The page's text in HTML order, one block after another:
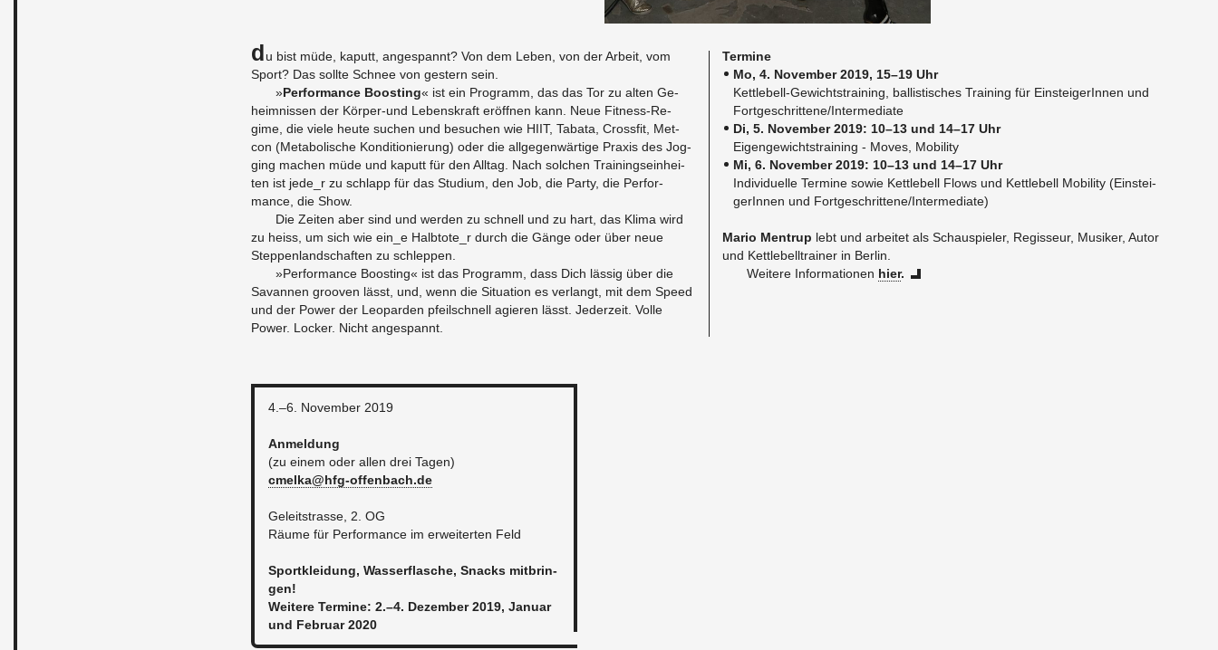
Du bist müde, ka­putt, an­ge­spannt? Von dem Leben, von der Ar­beit, vom
Sport? Das soll­te Schnee von ges­tern sein.
»Per­for­mance Boos­ting« ist ein Pro­gramm, das das Tor zu alten Ge­
heim­nis­sen der Kör­per-und Le­bens­kraft er­öff­nen kann. Neue Fit­ness-Re­
gime, die viele heute su­chen und be­su­chen wie HIIT, Ta­ba­ta, Cross­fit, Met­
con (Me­ta­bo­li­sche Kon­di­tio­nie­rung) oder die all­ge­gen­wär­ti­ge Pra­xis des Jog­
ging ma­chen müde und ka­putt für den All­tag. Nach sol­chen Trai­nings­ein­hei­
ten ist je­de_r zu schlapp für das Stu­di­um, den Job, die Party, die Per­for­
mance, die Show.
Die Zei­ten aber sind und wer­den zu schnell und zu hart, das Klima wird
zu heiss, um sich wie ein_e Halb­to­te_r durch die Gänge oder über neue
Step­pen­land­schaf­ten zu schlep­pen.
»Per­for­mance Boos­ting« ist das Pro­gramm, dass Dich läs­sig über die
Sa­van­nen groo­ven lässt, und, wenn die Si­tua­ti­on es ver­langt, mit dem Speed
und der Power der Leo­par­den pfeil­schnell agie­ren lässt. Je­der­zeit. Volle
Power. Lo­cker. Nicht an­ge­spannt.
Ter­mi­ne
Mo, 4. No­vem­ber 2019, 15–19 Uhr
Kett­le­bell-Ge­wichts­trai­ning, bal­lis­ti­sches Trai­ning für Ein­stei­ge­rIn­nen und
Fort­ge­schrit­te­ne/In­ter­me­dia­te
Di, 5. No­vem­ber 2019: 10–13 und 14–17 Uhr
Ei­gen­ge­wichts­trai­ning - Moves, Mo­bi­li­ty
Mi, 6. No­vem­ber 2019: 10–13 und 14–17 Uhr
​In­di­vi­du­el­le Ter­mi­ne sowie Kett­le­bell Flows und Kett­le­bell Mo­bi­li­ty (Ein­stei­
ge­rIn­nen und Fort­ge­schrit­te­ne/In­ter­me­dia­te)
Mario Men­trup lebt und ar­bei­tet als Schau­spie­ler, Re­gis­seur, Mu­si­ker, Autor
und Kett­le­bell­trai­ner in Ber­lin.
Wei­te­re In­for­ma­tio­nen hier.
4.–6. No­vem­ber 2019
An­mel­dung
(zu einem oder allen drei Tagen)
cmelka@​hfg-​offenbach.​de
Ge­leit­stras­se, 2. OG
Räume für Per­for­mance im er­wei­ter­ten Feld
Sport­klei­dung, Was­ser­fla­sche, Snacks mit­brin­
gen!
Wei­te­re Ter­mi­ne: 2.–4. De­zem­ber 2019, Ja­nu­ar
und Fe­bru­ar 2020